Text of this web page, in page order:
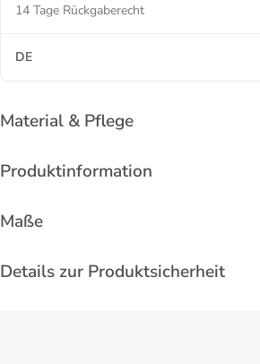
14 Tage Rückgaberecht
DE
Material & Pflege
Produktinformation
Maße
Details zur Produktsicherheit